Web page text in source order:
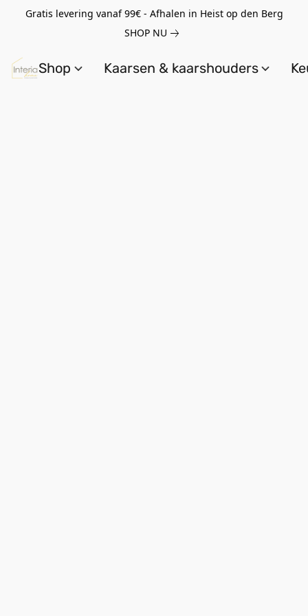
Gratis levering vanaf 99€ - Afhalen in Heist op den Berg
SHOP NU
Shop Kaarsen & kaarshouders